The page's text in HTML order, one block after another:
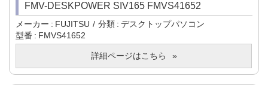
FMV-DESKPOWER SIV165 FMVS41652
メーカー FUJITSU 分類
デスクトップパソコン
型番
FMVS41652
詳細ページはこちら